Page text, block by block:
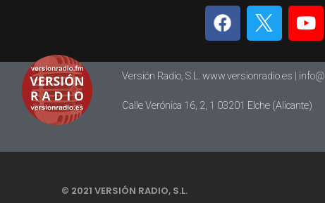
Versión Radio, S.L. www.versionradio.es |
Calle Verónica 16, 2, 1 03201 Elche (Alicante)
© 2021 VERSIÓN RADIO, S.L.